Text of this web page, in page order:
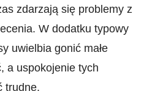
zdarzają się problemy z
W dodatku typowy
uwielbia gonić małe
a uspokojenie tych
trudne.